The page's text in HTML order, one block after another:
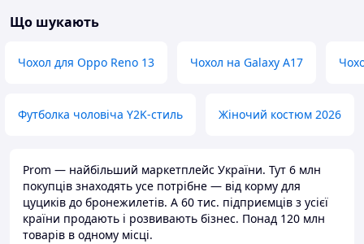
Що шукають
Чохол для Oppo Reno 13 Чохол на Galaxy A17
Футболка чоловіча Y2K-стиль Жіночий костюм 2026
Prom — найбільший маркетплейс України. Тут 6 млн
покупців знаходять усе потрібне — від корму для
цуциків до бронежилетів. А 60 тис. підприємців з усієї
країни продають і розвивають бізнес. Понад 120 млн
товарів в одному місці.